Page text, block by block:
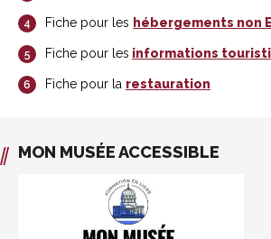
Fiche pour les hébergements non
Fiche pour les informations
Fiche pour la restauration
MON MUSÉE ACCESSIBLE